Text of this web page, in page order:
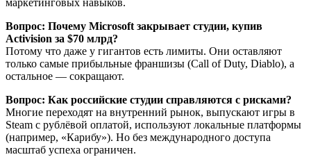
маркетинговых навыков.
Вопрос: Почему Microsoft закрывает студии, купив
Activision за $70 млрд?
Потому что даже у гигантов есть лимиты. Они оставляют
только самые прибыльные франшизы (Call of Duty, Diablo), а
остальное — сокращают.
Вопрос: Как российские студии справляются с рисками?
Многие переходят на внутренний рынок, выпускают игры в
Steam с рублёвой оплатой, используют локальные платформы
(например, «Карибу»). Но без международного доступа
масштаб успеха ограничен.